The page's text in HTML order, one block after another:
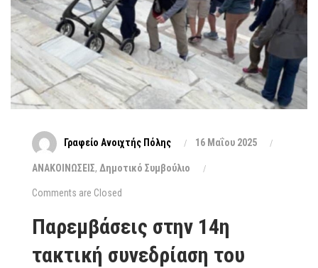
Γραφείο Ανοιχτής Πόλης 16 Μαΐου 2025
ΑΝΑΚΟΙΝΩΣΕΙΣ, Δημοτικό Συμβούλιο
Comments are Closed
Παρεμβάσεις στην 14η
τακτική συνεδρίαση του